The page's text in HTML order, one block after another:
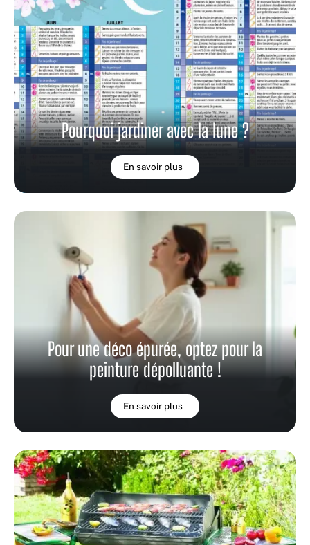
Pourquoi jardiner avec la lune ?
En savoir plus
Pour une déco épurée, optez pour la
peinture dépolluante !
En savoir plus